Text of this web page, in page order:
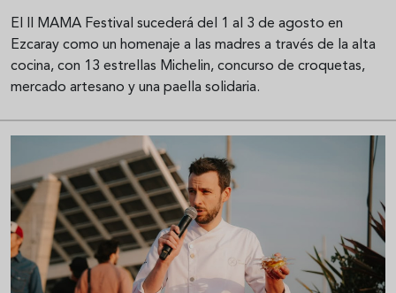
El II MAMA Festival sucederá del 1 al 3 de agosto en
Ezcaray como un homenaje a las madres a través de la alta
cocina, con 13 estrellas Michelin, concurso de croquetas,
mercado artesano y una paella solidaria.